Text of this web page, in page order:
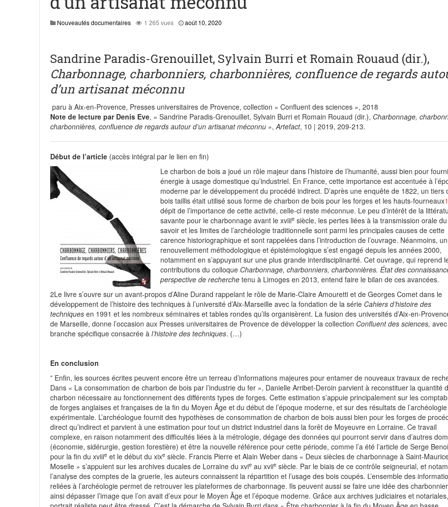
Visite à Neufchef et Uckange juin 22, 2026
Le monument de 1544 était de la Fête Renaissance les 13 et 14 juin
Revue de presse : Ouest France – Pourquoi les hauts fourneaux au charbon sont devenus l’un des grands
pièges climatiques de cette décennie ? juin 4, 2026
Pierres lithographiques : présentation du Conservatoire des Arts de la métallurgie
Nouveautés documentaires 1 265 vues août 10, 2020
Sandrine Paradis-Grenouillet, Sylvain Burri et Romain Rouaud (dir.),
Charbonnage, charbonniers, charbonnières, confluence de regards
d’un artisanat méconnu
paru à Aix-en-Provence, Presses universitaires de Provence, collection « Confluent des sciences », 2018
Note de lecture par Denis Eve, « Sandrine Paradis-Grenouillet, Sylvain Burri et Romain Rouaud (dir.), Charbonnage,
charbonnières, confluence de regards autour d’un artisanat méconnu »,Artefact, 10 | 2019, 209-213.
Début de l’article (accès intégral par le lien en fin)
Le charbon de bois a joué un rôle majeur dans l’histoire de l’humanité, aussi bien pour
énergie à usage domestique qu’industriel. En France, cette importance est accentuée à
moderne par le développement du procédé indirect. D’après une enquête de 1822, un tiers
bois taillis était utilisé sous forme de charbon de bois pour les forges et les hauts-fourneaux1
dépit de l’importance de cette activité, celle-ci reste méconnue. Le peu d’intérêt de la
savante pour le charbonnage avant le xviiie siècle, les pertes liées à la transmission orale du
savoir et les limites de l’archéologie traditionnelle sont parmi les principales causes de cette
carence historiographique et sont rappelées dans l’introduction de l’ouvrage. Néanmoins, un
renouvellement méthodologique et épistémologique s’est engagé depuis les années 2000,
notamment en s’appuyant sur une plus grande interdisciplinarité. Cet ouvrage, qui reprend
contributions du colloque Charbonnage, charbonniers, charbonnières. État des
perspective de recherche tenu à Limoges en 2013, entend faire le bilan de ces avancées.
2Le livre s’ouvre sur un avant-propos d’Aline Durand rappelant le rôle de Marie-Claire Amouretti et de Georges Comet dans le
développement de l’histoire des techniques à l’université d’Aix-Marseille avec la fondation de la série Cahiers d’histoire des
techniques en 1991 et les nombreux séminaires et tables rondes qu’ils organisèrent. La fusion des universités d’Aix-en-
de Marseille, donne l’occasion aux Presses universitaires de Provence de développer la collection Confluent des sciences,
branche spécifique consacrée à l’histoire des techniques. (…)
En conclusion
” Enfin, les sources écrites peuvent encore être un terreau d’informations majeures pour entamer de nouveaux travaux de
Dans « La consommation de charbon de bois par l’industrie du fer », Danielle Arribet-Deroin parvient à reconstituer la quantité
charbon nécessaire au fonctionnement des différents types de forges. Cette estimation s’appuie principalement sur les
de forges anglaises et françaises de la fin du Moyen Âge et du début de l’époque moderne, et sur des résultats de l’archéologie
expérimentale. L’archéologue fournit des hypothèses de consommation de charbon de bois aussi bien pour les forges de
direct qu’indirect et parvient à une estimation pour tout un district industriel dans la forêt de Moyeuvre en Lorraine. Ce travail
complexe, en raison notamment des difficultés liées à la métrologie, dégage des données qui pourront servir dans d’autres
(économie, sidérurgie, gestion forestière) et être la nouvelle référence pour cette période, comme l’a été l’article de Serge
pour la fin du xviiie et le début du xixe siècle. Francis Pierre et Alain Weber dans « Deux siècles de charbonnage à Saint-
Moselle » s’appuient sur les archives ducales de Lorraine du xvie au xviie siècle. Par le biais de ce contrôle seigneurial, et
l’analyse des comptes de la gruerie, les auteurs connaissent la répartition et l’usage des bois coupés. L’ensemble des
reliées à l’archéologie permet de retrouver les plateformes de charbonnage. Ils peuvent aussi se faire une idée des
ainsi dépasser l’image que l’on avait d’eux pour le Moyen Âge et l’époque moderne. Grâce aux archives judiciaires et